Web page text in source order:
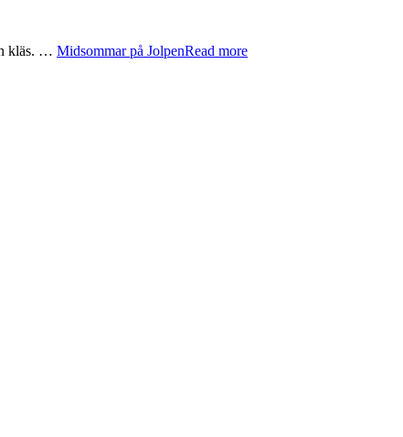
kläs. … Midsommar på JolpenRead more